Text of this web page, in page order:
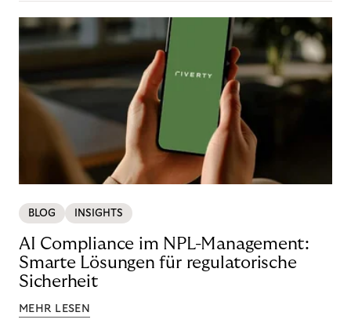
BLOG INSIGHTS
AI Compliance im NPL-Management:
Smarte Lösungen für regulatorische
Sicherheit
MEHR LESEN